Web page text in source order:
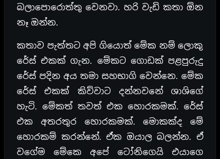
බලාපොරොත්තු වෙනවා. හරි වැඩි කතා ඕන
නෑ ඔන්න.
කතාව පැත්තට අපි ගියොත් මේක නම් ලොකු
රේස් එකක් ගැන. මේකට ගොඩක් පළපුරුදු
රේස් පදින අය තමා සහභාගි වෙන්නෙ. මේක
රේස් එකක් කිව්වාට දන්නවනේ ශාශිගේ
හැටි. මේකත් තවත් එක හොරකමක්. රේස්
එක අතරතුර හොරකමක්. මොකක්ද මේ
හොරකම් කරන්නේ. ඒක ඔයාල බලන්න. ඒ
වගේම මේකෙ අපේ ටෝනිගෙයි එයාගෙ